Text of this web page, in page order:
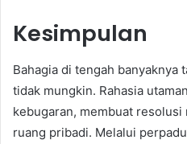
Kesimpulan
Bahagia di tengah banyaknya
tidak mungkin. Rahasia
kebugaran, membuat
ruang pribadi. Melalui